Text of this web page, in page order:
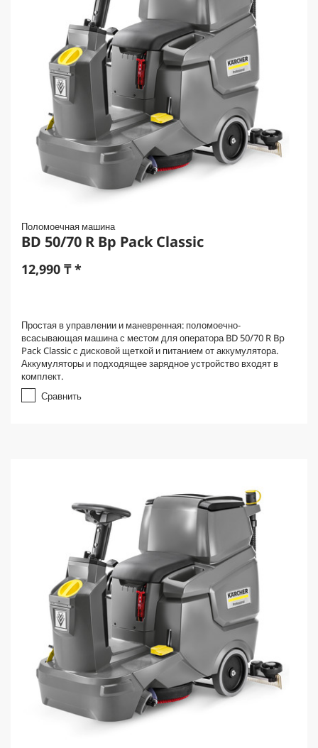
Поломоечная машина
BD 50/70 R Bp Pack Classic
12,990 ₸*
Простая в управлении и маневренная: поломоечно-
всасывающая машина с местом для оператора BD 50/70 R Bp
Pack Classic с дисковой щеткой и питанием от аккумулятора.
Аккумуляторы и подходящее зарядное устройство входят в
комплект.
Сравнить